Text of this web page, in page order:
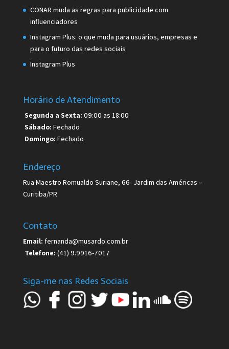
CONAR muda as regras para publicidade com
influenciadores
Instagram Plus: o que muda para usuários, empresas e
para o futuro das redes sociais
Instagram Plus
Horário de Atendimento
Segunda a Sexta: 09:00 as 18:00
Sábado: Fechado
Domingo: Fechado
Endereço
Rua Maestro Romualdo Suriane, 66- Jardim das Américas –
Curitiba/PR
Contato
Email: fernanda@musardo.com.br
Telefone: (41) 9.9916-7017
Siga-me nas Redes Sociais